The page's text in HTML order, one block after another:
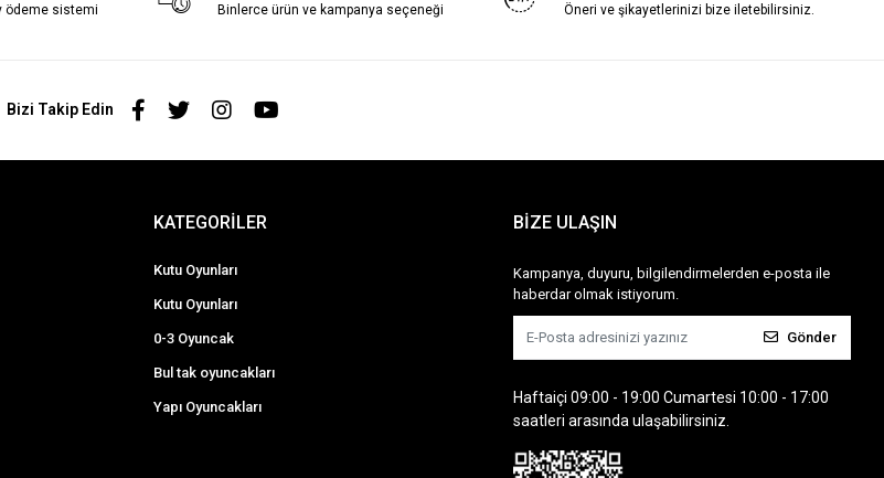
ödeme sistemi Binlerce ürün ve kampanya seçeneği Öneri ve şikayetlerinizi bize iletebilirsiniz.
Bizi Takip Edin
KATEGORİLER
Kutu Oyunları
Kutu Oyunları
0-3 Oyuncak
Bul tak oyuncakları
Yapı Oyuncakları
BİZE ULAŞIN
Kampanya, duyuru, bilgilendirmelerden e-posta ile
haberdar olmak istiyorum.
Gönder
Haftaiçi 09:00 - 19:00 Cumartesi 10:00 - 17:00
saatleri arasında ulaşabilirsiniz.